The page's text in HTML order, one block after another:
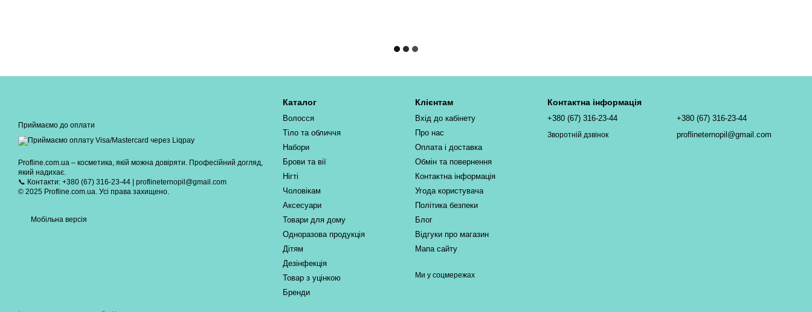
Приймаємо до оплати
Profline.com.ua – косметика, якій можна довіряти. Професійний догляд,
який надихає.
📞 Контакти: +380 (67) 316-23-44 | proflineternopil@gmail.com
© 2025 Profline.com.ua. Усі права захищено.
Мобільна версія
Каталог
Волосся
Тіло та обличчя
Набори
Брови та вії
Нігті
Чоловікам
Аксесуари
Товари для дому
Одноразова продукція
Дітям
Дезінфекція
Товар з уцінкою
Бренди
Клієнтам
Вхід до кабінету
Про нас
Оплата і доставка
Обмін та повернення
Контактна інформація
Угода користувача
Політика безпеки
Блог
Відгуки про магазин
Мапа сайту
Ми у соцмережах
Контактна інформація
+380 (67) 316-23-44
Зворотній дзвінок
+380 (67) 316-23-44
proflineternopil@gmail.com